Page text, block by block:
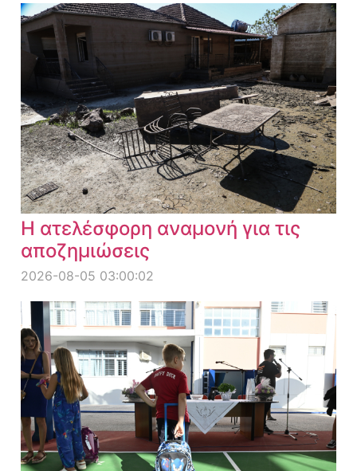
Η ατελέσφορη αναμονή για τις
αποζημιώσεις
2026-08-05 03:00:02